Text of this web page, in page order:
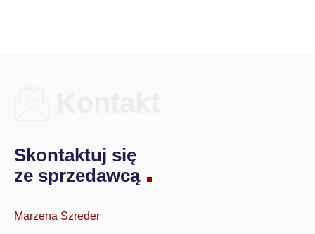
Skontaktuj się
ze sprzedawcą
Marzena Szreder